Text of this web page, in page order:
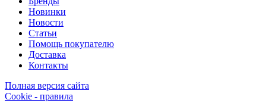
Новинки
Новости
Статьи
Помощь покупателю
Доставка
Контакты
Полная версия сайта
Cookie - правила